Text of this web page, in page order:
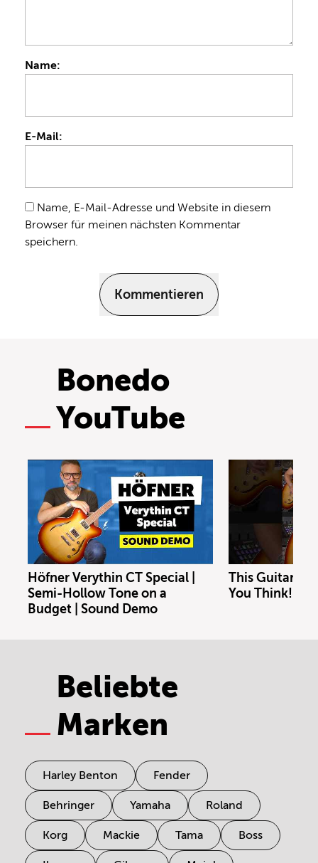
Name:
E-Mail:
Name, E-Mail-Adresse und Website in diesem
Browser für meinen nächsten Kommentar
speichern.
Kommentieren
Bonedo
YouTube
Höfner Verythin CT Special |
Semi-Hollow Tone on a
Budget | Sound Demo
This Guitar
You Think!
Beliebte
Marken
Harley Benton Fender
Behringer Yamaha Roland
Korg Mackie Tama Boss